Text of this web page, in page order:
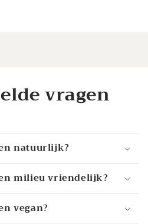
vragen
natuurlijk?
milieu vriendelijk?
vegan?